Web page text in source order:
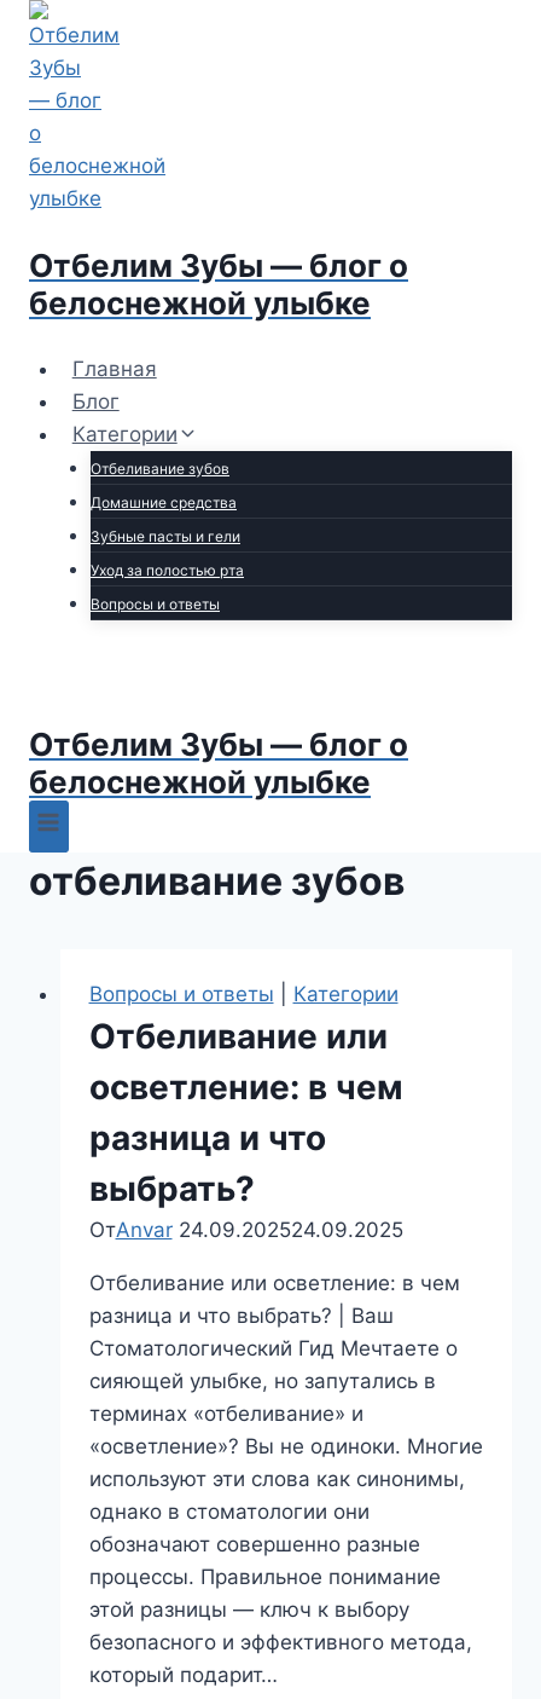
Перейти
содержимому
Отбелим Зубы — блог о
белоснежной улыбке
Главная
Блог
Категории
Отбеливание зубов
Домашние средства
Зубные пасты и гели
Уход за полостью рта
Вопросы и ответы
Отбелим Зубы — блог о
белоснежной улыбке
отбеливание зубов
Вопросы и ответы Категории
Отбеливание или
осветление: в чем
разница и что
выбрать?
ОтAnvar 24.09.202524.09.2025
Отбеливание или осветление: в чем
разница и что выбрать? | Ваш
Стоматологический Гид Мечтаете о
сияющей улыбке, но запутались в
терминах «отбеливание» и
«осветление»? Вы не одиноки. Многие
используют эти слова как синонимы,
однако в стоматологии они
обозначают совершенно разные
процессы. Правильное понимание
этой разницы — ключ к выбору
безопасного и эффективного метода,
который подарит…